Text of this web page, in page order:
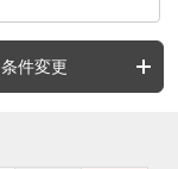
条件変更